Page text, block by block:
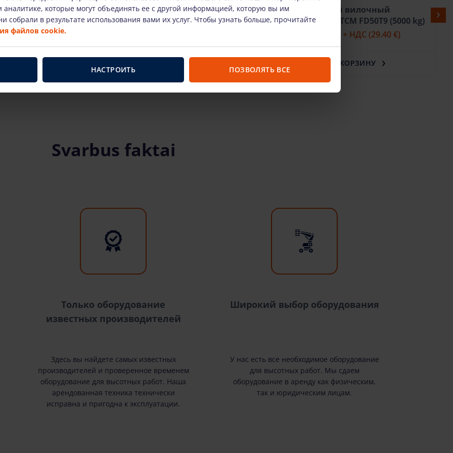
25-4 Д (2500 kg)
+ НДС(26.46 €)
Плашки RT Forkl Manitou
M30_4_ST5 (3000 кг)
Дизельный вилочный
погрузчик TCM FD50T9 (5000 kg)
/шт. + НДС (29.40 €)
В КОРЗИНУ
Svarbus faktai
Только оборудование
известных производителей
Здесь вы найдете самых известных
производителей и проверенное временем
оборудование для высотных работ. Наша
арендованная техника технически
исправна и пригодна к эксплуатации.
Широкий выбор оборудования
У нас есть все необходимое оборудование
для высотных работ. Мы сдаем
оборудование в аренду как физическим,
так и юридическим лицам.
которые могут объединять ее с другой информацией, которую вы им
собрали в результате использования вами их услуг. Чтобы узнать больше, прочитайте
файлов cookie.
НАСТРОИТЬ ПОЗВОЛЯТЬ ВСЕ